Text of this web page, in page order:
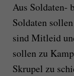
Aus Soldaten-
Soldaten
sind Mitleid
sollen zu
Skrupel zu